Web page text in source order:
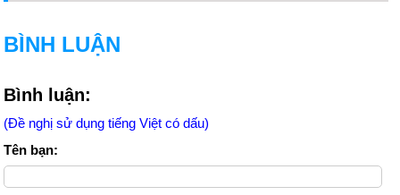
BÌNH LUẬN
Bình luận:
(Đề nghị sử dụng tiếng Việt có dấu)
Tên bạn: